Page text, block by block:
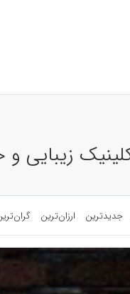
جدیدترین ارزان‌ترین